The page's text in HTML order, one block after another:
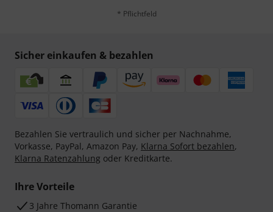
* Pflichtfeld
Sicher einkaufen & bezahlen
Bezahlen Sie vertraulich und sicher per Nachnahme,
Vorkasse, PayPal, Amazon Pay, Klarna Sofort bezahlen,
Klarna Ratenzahlung oder Kreditkarte.
Ihre Vorteile
3 Jahre Thomann Garantie